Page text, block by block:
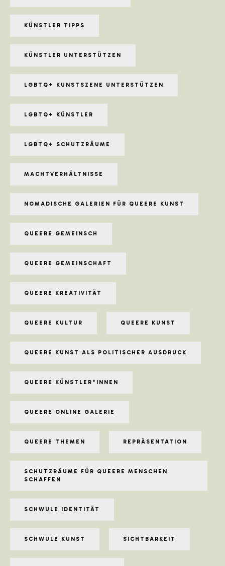
KÜNSTLER TIPPS
KÜNSTLER UNTERSTÜTZEN
LGBTQ+ KUNSTSZENE UNTERSTÜTZEN
LGBTQ+ KÜNSTLER
LGBTQ+ SCHUTZRÄUME
MACHTVERHÄLTNISSE
NOMADISCHE GALERIEN FÜR QUEERE KUNST
QUEERE GEMEINSCH
QUEERE GEMEINSCHAFT
QUEERE KREATIVITÄT
QUEERE KULTUR QUEERE KUNST
QUEERE KUNST ALS POLITISCHER AUSDRUCK
QUEERE KÜNSTLER*INNEN
QUEERE ONLINE GALERIE
QUEERE THEMEN REPRÄSENTATION
SCHUTZRÄUME FÜR QUEERE MENSCHEN
SCHAFFEN
SCHWULE IDENTITÄT
SCHWULE KUNST SICHTBARKEIT